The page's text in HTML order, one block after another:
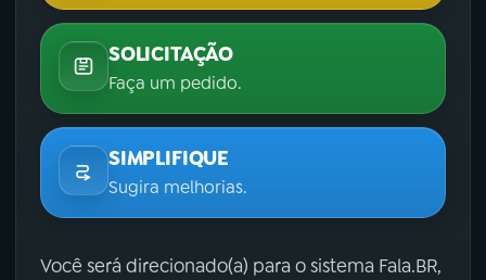
SOLICITAÇÃO
Faça um pedido.
SIMPLIFIQUE
Sugira melhorias.
Você será direcionado(a) para o sistema Fala.BR,